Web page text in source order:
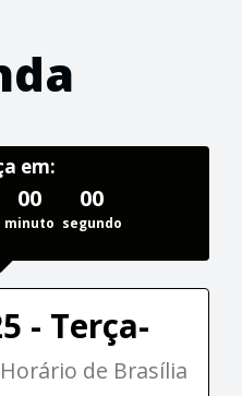
em:
00
minuto
00
segundo
- Terça-
Horário de Brasília